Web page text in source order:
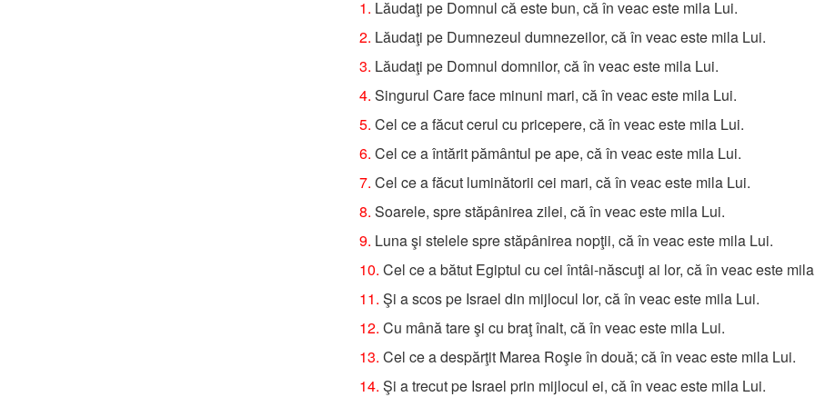
1. Lăudaţi pe Domnul că este bun, că în veac este mila Lui.
2. Lăudaţi pe Dumnezeul dumnezeilor, că în veac este mila Lui.
3. Lăudaţi pe Domnul domnilor, că în veac este mila Lui.
4. Singurul Care face minuni mari, că în veac este mila Lui.
5. Cel ce a făcut cerul cu pricepere, că în veac este mila Lui.
6. Cel ce a întărit pământul pe ape, că în veac este mila Lui.
7. Cel ce a făcut luminătorii cei mari, că în veac este mila Lui.
8. Soarele, spre stăpânirea zilei, că în veac este mila Lui.
9. Luna şi stelele spre stăpânirea nopţii, că în veac este mila Lui.
10. Cel ce a bătut Egiptul cu cei întâi-născuţi ai lor, că în veac este
11. Şi a scos pe Israel din mijlocul lor, că în veac este mila Lui.
12. Cu mână tare şi cu braţ înalt, că în veac este mila Lui.
13. Cel ce a despărţit Marea Roşie în două; că în veac este mila Lui.
14. Şi a trecut pe Israel prin mijlocul ei, că în veac este mila Lui.